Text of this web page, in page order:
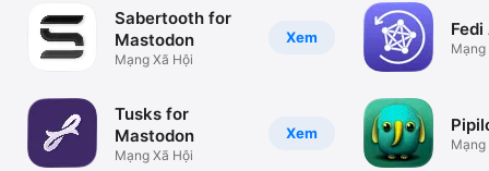
Xem
Sabertooth for
Mastodon
Mạng Xã Hội
Xem
Tusks for
Mastodon
Mạng Xã Hội
Mạng
Mạng